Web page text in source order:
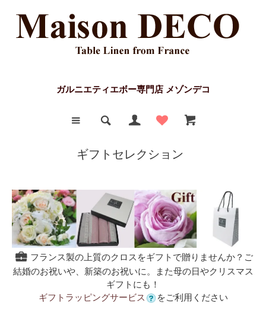
ガルニエティエボー専門店 メゾンデコ
ギフトセレクション
フランス製の上質のクロスをギフトで贈りませんか？ご
結婚のお祝いや、新築のお祝いに。また母の日やクリスマス
ギフトにも！
ギフトラッピングサービス
をご利用ください